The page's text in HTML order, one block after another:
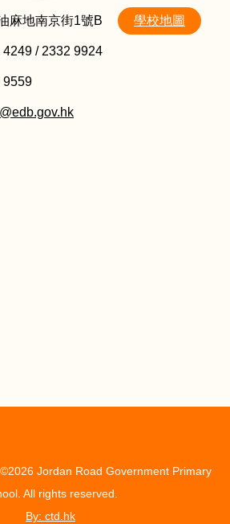
麻地南京街1號B 學校地圖
4249 / 2332 9924
9559
2026 Jordan Road Government Primary
All rights reserved.
By: ctd.hk